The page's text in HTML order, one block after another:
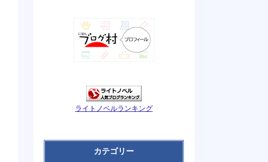
ライトノベルランキング
カテゴリー